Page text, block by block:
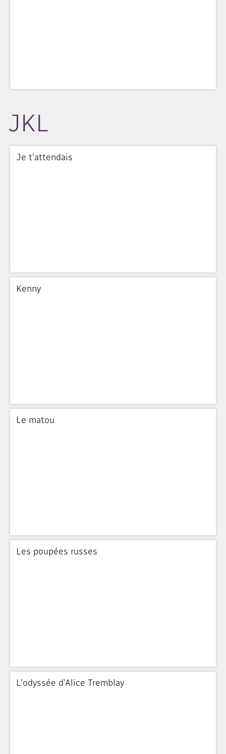
JKL
Je t'attendais
Kenny
Le matou
Les poupées russes
L'odyssée d'Alice Tremblay